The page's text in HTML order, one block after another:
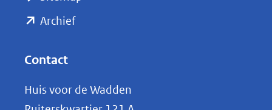
Archief(opent
(verwijst
Contact
Huis voor de Wadden